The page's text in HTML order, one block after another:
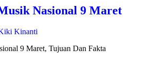
Nasional 9 Maret
Kinanti
9 Maret, Tujuan Dan Fakta